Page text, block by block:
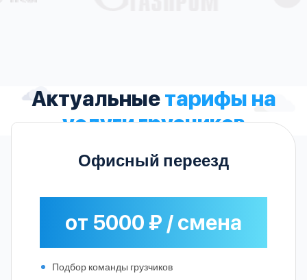
Актуальныетарифы на
услуги грузчиков
Офисный переезд
от 5000 ₽ / смена
Подбор команды грузчиков